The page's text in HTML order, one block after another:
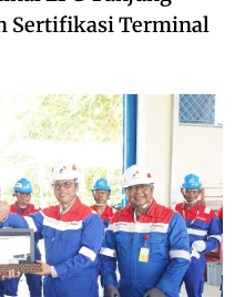
Sertifikasi Terminal